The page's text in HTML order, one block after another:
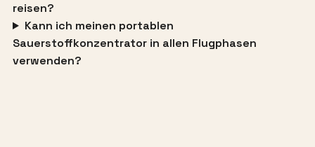
reisen?
Kann ich meinen portablen
Sauerstoffkonzentrator in allen Flugphasen
verwenden?